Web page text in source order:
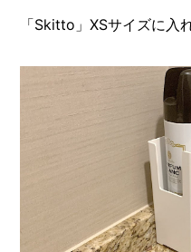
「Skitto」XSサイズに入